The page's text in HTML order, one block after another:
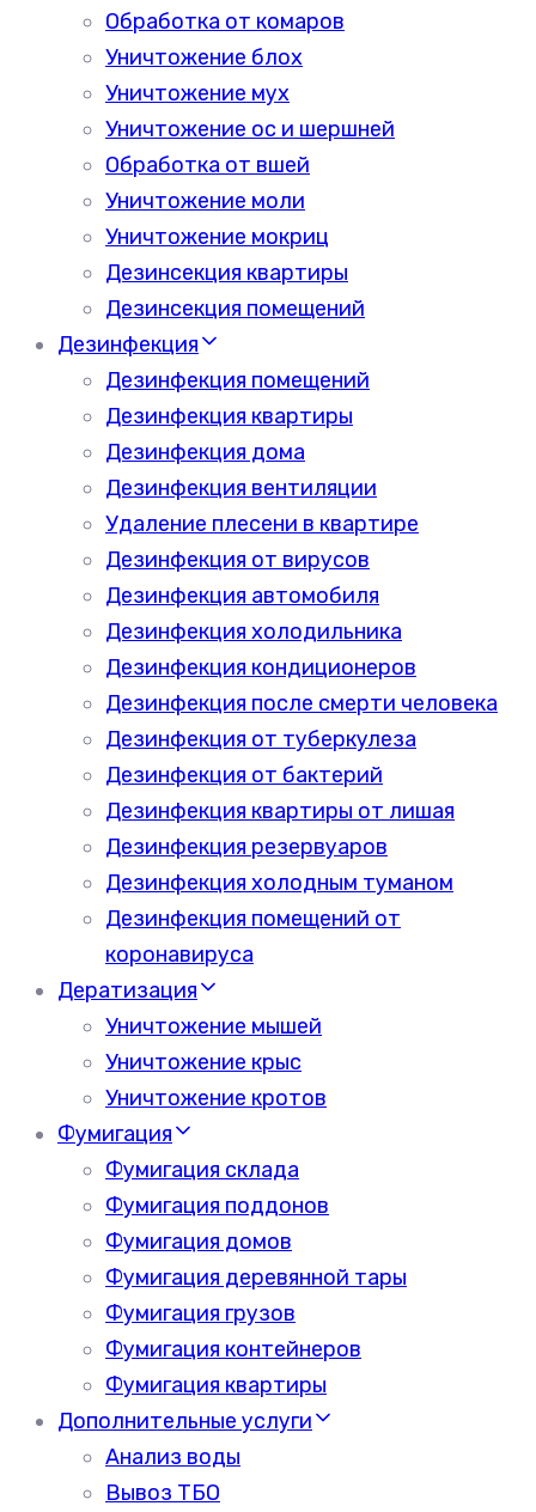
Обработка от комаров
Уничтожение блох
Уничтожение мух
Уничтожение ос и шершней
Обработка от вшей
Уничтожение моли
Уничтожение мокриц
Дезинсекция квартиры
Дезинсекция помещений
Дезинфекция
Дезинфекция помещений
Дезинфекция квартиры
Дезинфекция дома
Дезинфекция вентиляции
Удаление плесени в квартире
Дезинфекция от вирусов
Дезинфекция автомобиля
Дезинфекция холодильника
Дезинфекция кондиционеров
Дезинфекция после смерти человека
Дезинфекция от туберкулеза
Дезинфекция от бактерий
Дезинфекция квартиры от лишая
Дезинфекция резервуаров
Дезинфекция холодным туманом
Дезинфекция помещений от
коронавируса
Дератизация
Уничтожение мышей
Уничтожение крыс
Уничтожение кротов
Фумигация
Фумигация склада
Фумигация поддонов
Фумигация домов
Фумигация деревянной тары
Фумигация грузов
Фумигация контейнеров
Фумигация квартиры
Дополнительные услуги
Анализ воды
Вывоз ТБО